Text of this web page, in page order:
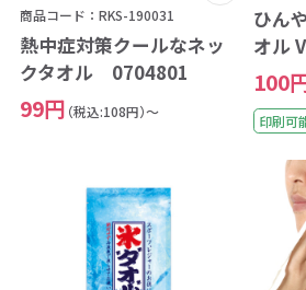
商品コード：RKS-190031
熱中症対策クールなネッ
クタオル 0704801
99円 （税込:108円）～
ひん
オル
100
印刷可